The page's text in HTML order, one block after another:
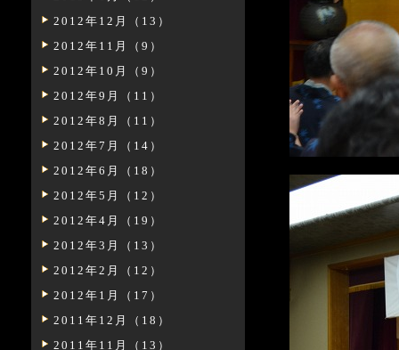
2012年12月（13）
2012年11月（9）
2012年10月（9）
2012年9月（11）
2012年8月（11）
2012年7月（14）
2012年6月（18）
2012年5月（12）
2012年4月（19）
2012年3月（13）
2012年2月（12）
2012年1月（17）
2011年12月（18）
2011年11月（13）